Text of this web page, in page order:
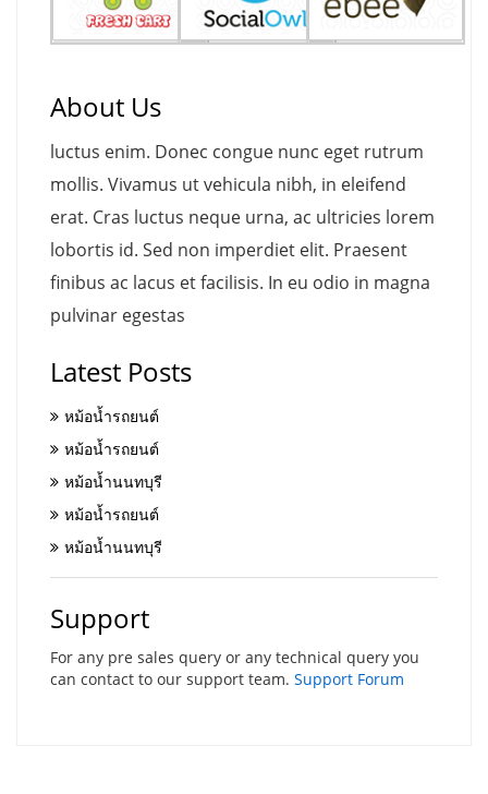
About Us
luctus enim. Donec congue nunc eget rutrum
mollis. Vivamus ut vehicula nibh, in eleifend
erat. Cras luctus neque urna, ac ultricies lorem
lobortis id. Sed non imperdiet elit. Praesent
finibus ac lacus et facilisis. In eu odio in magna
pulvinar egestas
Latest Posts
หม้อน้ำรถยนต์
หม้อน้ำรถยนต์
หม้อน้ำนนทบุรี
หม้อน้ำรถยนต์
หม้อน้ำนนทบุรี
Support
For any pre sales query or any technical query you
can contact to our support team. Support Forum